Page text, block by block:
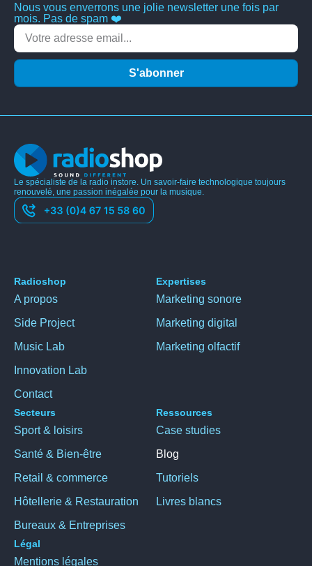
Nous vous enverrons une jolie newsletter une fois par
mois. Pas de spam ❤️
S'abonner
Le spécialiste de la radio instore. Un savoir-faire technologique toujours
renouvelé, une passion inégalée pour la musique.
Radioshop
A propos
Side Project
Music Lab
Innovation Lab
Contact
Expertises
Marketing sonore
Marketing digital
Marketing olfactif
Secteurs
Sport & loisirs
Santé & Bien-être
Retail & commerce
Hôtellerie & Restauration
Bureaux & Entreprises
Ressources
Case studies
Blog
Tutoriels
Livres blancs
Légal
Mentions légales